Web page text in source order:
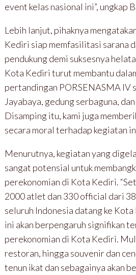
event kelas nasional ini”, ungkap
Lebih lanjut, pihaknya
Kediri siap memfasilitasi sarana
pendukung demi suksesnya
Kota Kediri turut membantu
pertandingan PORSENASMA IV
Jayabaya, gedung serbaguna,
Disamping itu, kami juga
secara moral terhadap kegiatan
Menurutnya, kegiatan yang
sangat potensial untuk
perekonomian di Kota Kediri.
2000 atlet dan 330 official dari
seluruh Indonesia datang ke
ini akan berpengaruh signifikan
perekonomian di Kota Kediri.
restoran, hingga souvenir dan
tenun ikat dan sebagainya akan